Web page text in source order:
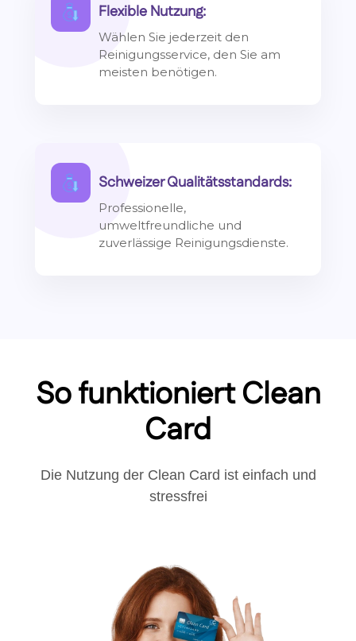
Flexible Nutzung:
Wählen Sie jederzeit den
Reinigungsservice, den Sie am
meisten benötigen.
Schweizer Qualitätsstandards:
Professionelle,
umweltfreundliche und
zuverlässige Reinigungsdienste.
So funktioniert Clean
Card
Die Nutzung der Clean Card ist einfach und
stressfrei